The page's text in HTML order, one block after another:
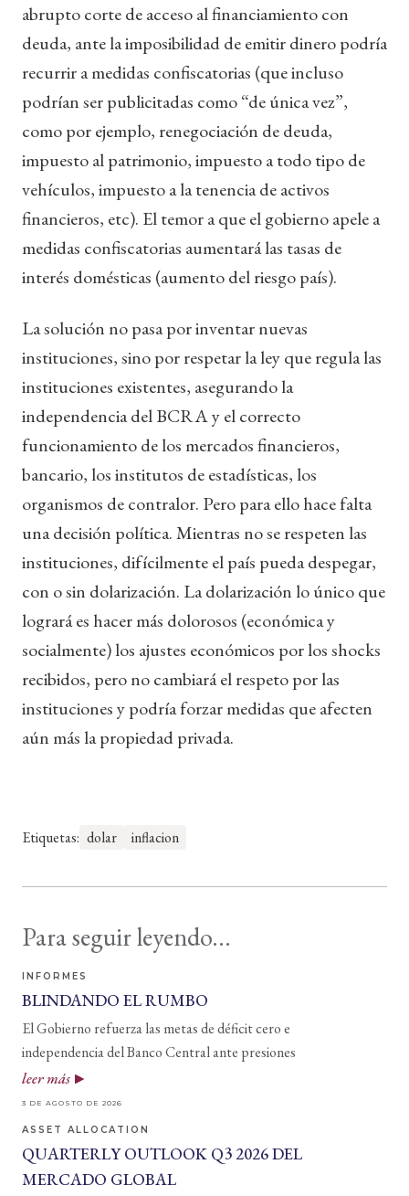
abrupto corte de acceso al financiamiento con
deuda, ante la imposibilidad de emitir dinero podría
recurrir a medidas confiscatorias (que incluso
podrían ser publicitadas como “de única vez”,
como por ejemplo, renegociación de deuda,
impuesto al patrimonio, impuesto a todo tipo de
vehículos, impuesto a la tenencia de activos
financieros, etc). El temor a que el gobierno apele a
medidas confiscatorias aumentará las tasas de
interés domésticas (aumento del riesgo país).
La solución no pasa por inventar nuevas
instituciones, sino por respetar la ley que regula las
instituciones existentes, asegurando la
independencia del BCRA y el correcto
funcionamiento de los mercados financieros,
bancario, los institutos de estadísticas, los
organismos de contralor. Pero para ello hace falta
una decisión política. Mientras no se respeten las
instituciones, difícilmente el país pueda despegar,
con o sin dolarización. La dolarización lo único que
logrará es hacer más dolorosos (económica y
socialmente) los ajustes económicos por los shocks
recibidos, pero no cambiará el respeto por las
instituciones y podría forzar medidas que afecten
aún más la propiedad privada.
Etiquetas: dolar inflacion
Para seguir leyendo...
INFORMES
BLINDANDO EL RUMBO
El Gobierno refuerza las metas de déficit cero e
independencia del Banco Central ante presiones
leer más
3 DE AGOSTO DE 2026
ASSET ALLOCATION
QUARTERLY OUTLOOK Q3 2026 DEL
MERCADO GLOBAL